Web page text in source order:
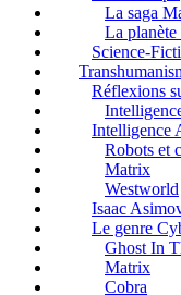
La saga
La planète
Science-
Réflexions
Intelligence
Robots et
Matrix
Westworld
Isaac
Le genre
Ghost In
Matrix
Cobra